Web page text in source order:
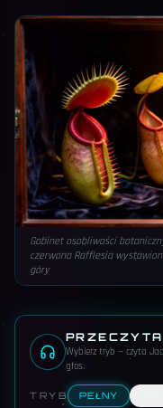
Gabinet osobliwości
czerwona Rafflesia
góry
Wybierz tryb — czyta
głos.
TRYB PEŁNY